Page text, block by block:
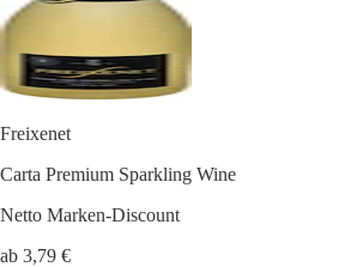
Freixenet
Carta Premium Sparkling Wine
Netto Marken-Discount
ab 3,79 €